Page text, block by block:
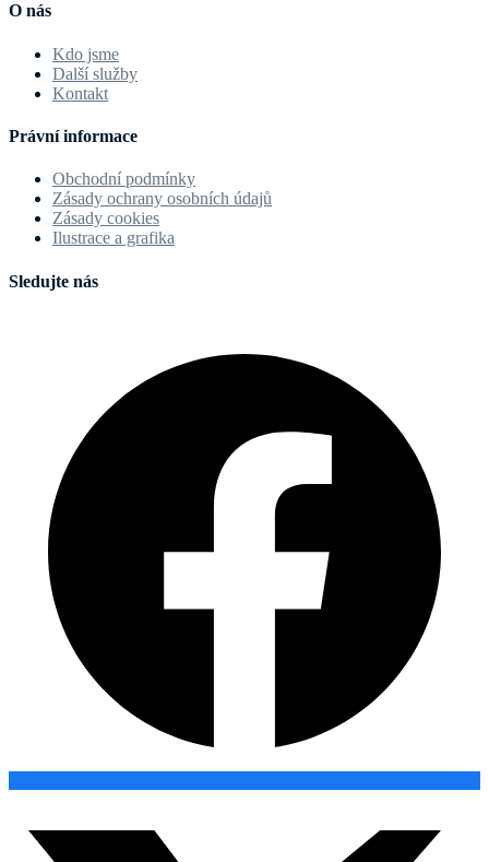
O nás
Kdo jsme
Další služby
Kontakt
Právní informace
Obchodní podmínky
Zásady ochrany osobních údajů
Zásady cookies
Ilustrace a grafika
Sledujte nás